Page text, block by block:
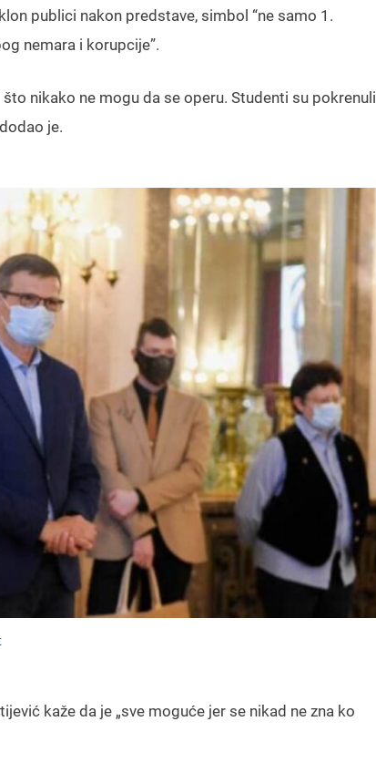
publici nakon predstave, simbol “ne samo 1.
nemara i korupcije”.
nikako ne mogu da se operu. Studenti su pokrenuli
je.
kaže da je „sve moguće jer se nikad ne zna ko